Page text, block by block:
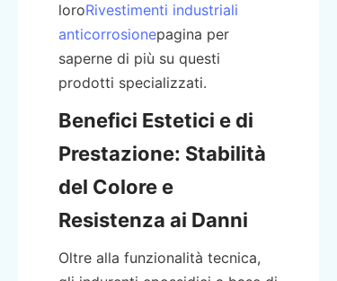
loroRivestimenti industriali
anticorrosionepagina per
saperne di più su questi
prodotti specializzati.
Benefici Estetici e di
Prestazione: Stabilità
del Colore e
Resistenza ai Danni
Oltre alla funzionalità tecnica,